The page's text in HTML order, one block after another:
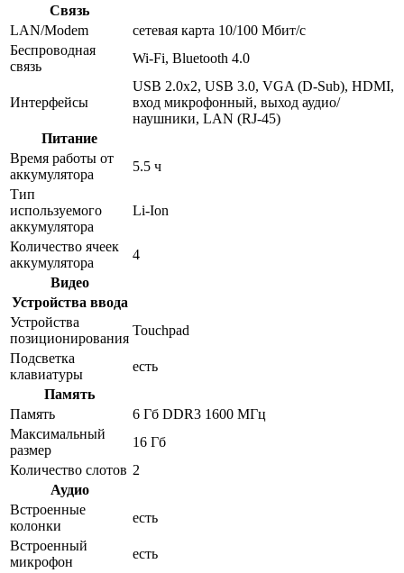
Связь
LAN/Modem
сетевая карта 10/100 Мбит/c
Беспроводная
связь
Wi-Fi, Bluetooth 4.0
Интерфейсы
USB 2.0x2, USB 3.0, VGA (D-Sub), HDMI,
вход микрофонный, выход аудио/
наушники, LAN (RJ-45)
Питание
Время работы от
аккумулятора
5.5 ч
Тип
используемого
аккумулятора
Li-Ion
Количество ячеек
аккумулятора
4
Видео
Устройства ввода
Устройства
позиционирования
Touchpad
Подсветка
клавиатуры
есть
Память
Память
6 Гб DDR3 1600 МГц
Максимальный
размер
16 Гб
Количество слотов 2
Аудио
Встроенные
колонки
есть
Встроенный
микрофон
есть